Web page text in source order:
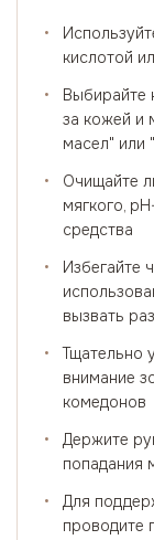
•
кислотой
•
Выбирайте
за кожей и
масел" или
•
Очищайте
мягкого,
средства
•
Избегайте
вызвать
•
Тщательно
внимание
комедонов
•
Держите
попадания
•
Для
проводите